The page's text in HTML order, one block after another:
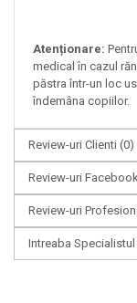
Atenționare:
medical în cazul
păstra într-un loc
îndemâna copiilor.
Review-uri Clienti (0)
Review-uri
Review-uri
Intreaba Specialistul